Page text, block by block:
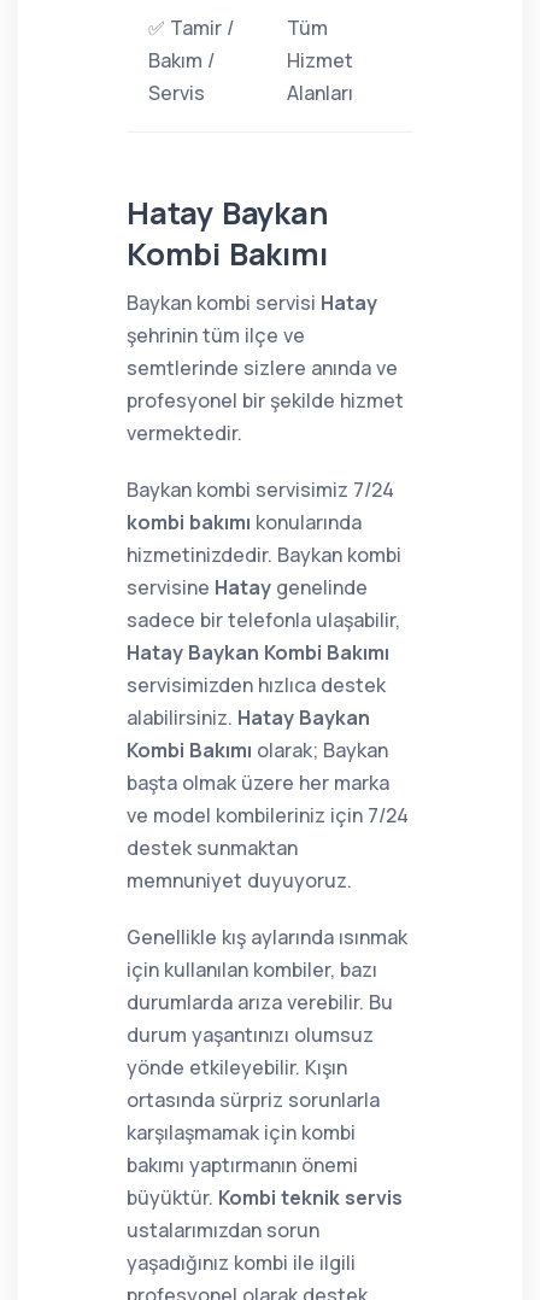
✅ Tamir /
Bakım /
Servis
Tüm
Hizmet
Alanları
Hatay Baykan
Kombi Bakımı
Baykan kombi servisi Hatay
şehrinin tüm ilçe ve
semtlerinde sizlere anında ve
profesyonel bir şekilde hizmet
vermektedir.
Baykan kombi servisimiz 7/24
kombi bakımı konularında
hizmetinizdedir. Baykan kombi
servisine Hatay genelinde
sadece bir telefonla ulaşabilir,
Hatay Baykan Kombi Bakımı
servisimizden hızlıca destek
alabilirsiniz. Hatay Baykan
Kombi Bakımı olarak; Baykan
başta olmak üzere her marka
ve model kombileriniz için 7/24
destek sunmaktan
memnuniyet duyuyoruz.
Genellikle kış aylarında ısınmak
için kullanılan kombiler, bazı
durumlarda arıza verebilir. Bu
durum yaşantınızı olumsuz
yönde etkileyebilir. Kışın
ortasında sürpriz sorunlarla
karşılaşmamak için kombi
bakımı yaptırmanın önemi
büyüktür. Kombi teknik servis
ustalarımızdan sorun
yaşadığınız kombi ile ilgili